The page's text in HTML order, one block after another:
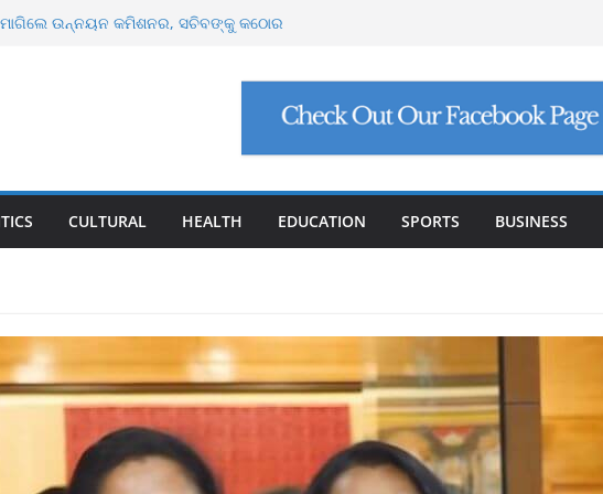
ମୁଖ୍ୟ ଅଭିଯୁକ୍ତ ମନୋଜ ପାଢ଼ୀଙ୍କୁ ମିଳିଲା
ଠକେଇ, ମୁଖ୍ୟ ପ୍ରଶାସକଙ୍କ ଦସ୍ତଖତ ଜାଲ୍
ସୁପ୍ରିମକୋର୍ଟଙ୍କ ବଡ଼ ନିର୍ଦ୍ଦେଶ
CULTURAL HEALTH EDUCATION SPORTS BUSINESS